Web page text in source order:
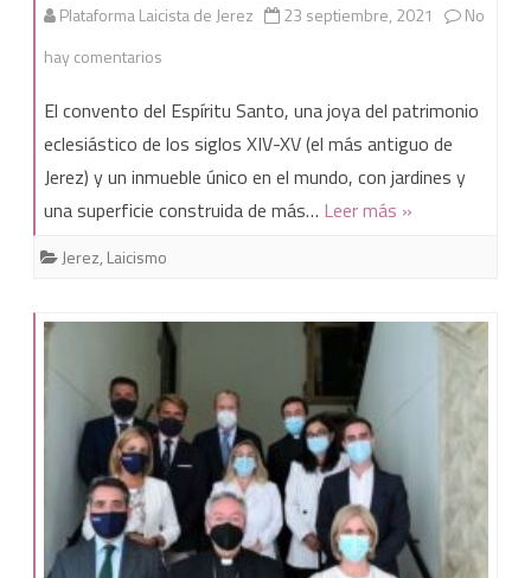
Plataforma Laicista de Jerez 23 septiembre, 2021
No
hay comentarios
convento
del
Espíritu
Santo,
más
antiguo
de
Jerez
y
único
El convento del Espíritu Santo, una joya del patrimonio
eclesiástico de los siglos XIV-XV (el más antiguo de
Jerez) y un inmueble único en el mundo, con jardines y
una superficie construida de más… Leer más »
Jerez, Laicismo